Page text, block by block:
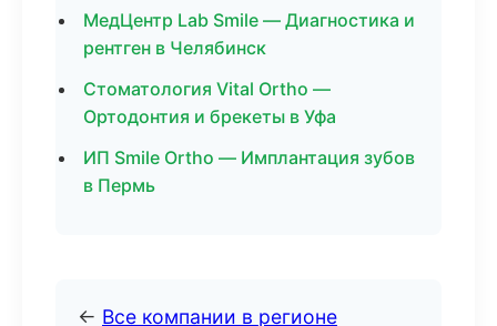
МедЦентр Lab Smile — Диагностика и
рентген в Челябинск
Стоматология Vital Ortho —
Ортодонтия и брекеты в Уфа
ИП Smile Ortho — Имплантация зубов
в Пермь
← Все компании в регионе